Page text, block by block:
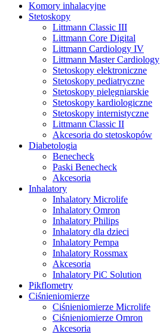
Komory inhalacyjne
Stetoskopy
Littmann Classic III
Littmann Core Digital
Littmann Cardiology IV
Littmann Master Cardiology
Stetoskopy elektroniczne
Stetoskopy pediatryczne
Stetoskopy pielęgniarskie
Stetoskopy kardiologiczne
Stetoskopy internistyczne
Littmann Classic II
Akcesoria do stetoskopów
Diabetologia
Benecheck
Paski Benecheck
Akcesoria
Inhalatory
Inhalatory Microlife
Inhalatory Omron
Inhalatory Philips
Inhalatory dla dzieci
Inhalatory Pempa
Inhalatory Rossmax
Akcesoria
Inhalatory PiC Solution
Pikflometry
Ciśnieniomierze
Ciśnieniomierze Microlife
Ciśnieniomierze Omron
Akcesoria